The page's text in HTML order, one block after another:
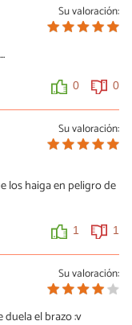
Su valoración:
0 0
Su valoración:
los haiga en peligro de
1 1
Su valoración:
el brazo :v